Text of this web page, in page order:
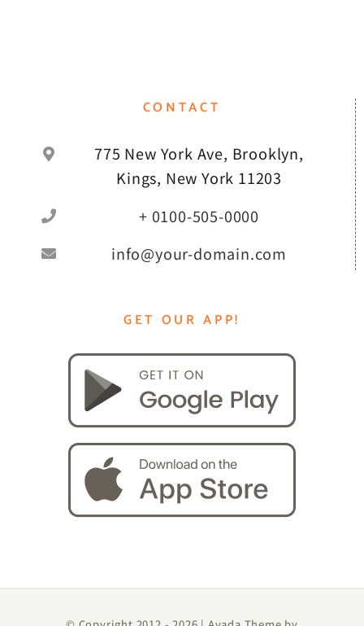
CONTACT
775 New York Ave, Brooklyn,
Kings, New York 11203
+ 0100-505-0000
info@your-domain.com
GET OUR APP!